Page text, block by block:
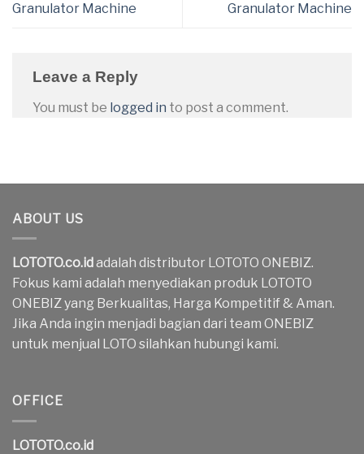
Granulator Machine
Granulator Machine
Leave a Reply
You must be logged in to post a comment.
ABOUT US
LOTOTO.co.id adalah distributor LOTOTO ONEBIZ.
Fokus kami adalah menyediakan produk LOTOTO
ONEBIZ yang Berkualitas, Harga Kompetitif & Aman.
Jika Anda ingin menjadi bagian dari team ONEBIZ
untuk menjual LOTO silahkan hubungi kami.
OFFICE
LOTOTO.co.id